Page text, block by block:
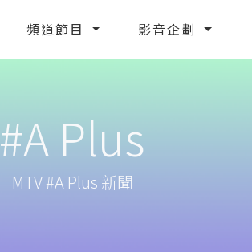
頻道節目 影音企劃
#A Plus
MTV #A Plus 新聞